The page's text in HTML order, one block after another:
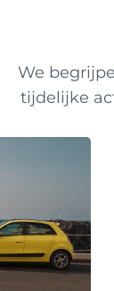
We
tijdelijke